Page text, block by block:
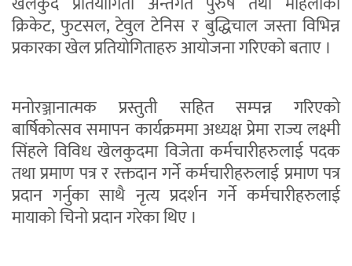
क्रिकेट, फुटसल, टेवुल टेनिस र बुद्धिचाल जस्ता विभिन्न
प्रकारका खेल प्रतियोगिताहरु आयोजना गरिएको बताए ।
मनोरञ्जानात्मक प्रस्तुती सहित सम्पन्न गरिएको
बार्षिकोत्सव समापन कार्यक्रममा अध्यक्ष प्रेमा राज्य लक्ष्मी
सिंहले विविध खेलकुदमा विजेता कर्मचारीहरुलाई पदक
तथा प्रमाण पत्र र रक्तदान गर्ने कर्मचारीहरुलाई प्रमाण पत्र
प्रदान गर्नुका साथै नृत्य प्रदर्शन गर्ने कर्मचारीहरुलाई
मायाको चिनो प्रदान गरेका थिए ।